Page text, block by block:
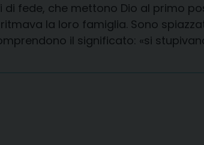
di fede, che mettono Dio al primo
la loro famiglia. Sono
il significato: «si